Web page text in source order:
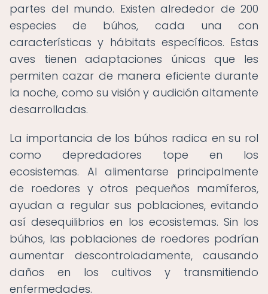
partes del mundo. Existen alrededor de 200
especies de búhos, cada una con
características y hábitats específicos. Estas
aves tienen adaptaciones únicas que les
permiten cazar de manera eficiente durante
la noche, como su visión y audición altamente
desarrolladas.
La importancia de los búhos radica en su rol
como depredadores tope en los
ecosistemas. Al alimentarse principalmente
de roedores y otros pequeños mamíferos,
ayudan a regular sus poblaciones, evitando
así desequilibrios en los ecosistemas. Sin los
búhos, las poblaciones de roedores podrían
aumentar descontroladamente, causando
daños en los cultivos y transmitiendo
enfermedades.